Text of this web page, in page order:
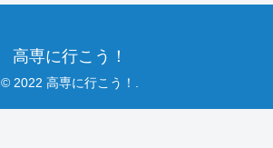
高専に行こう！
© 2022 高専に行こう！.